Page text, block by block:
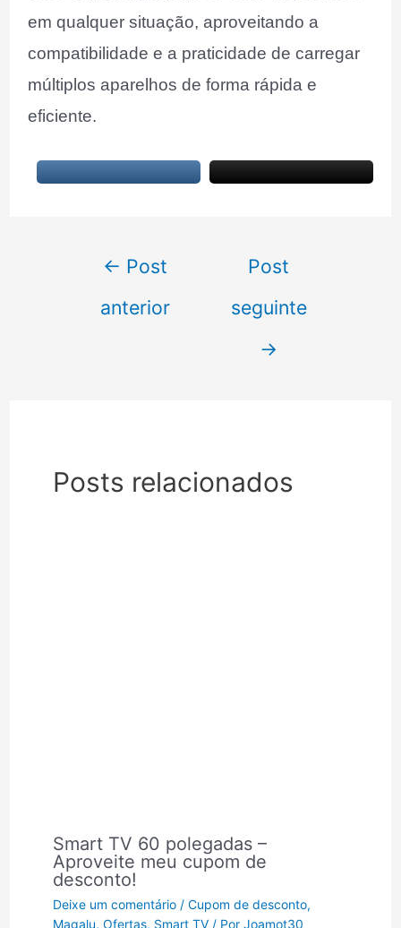
em qualquer situação, aproveitando a
compatibilidade e a praticidade de carregar
múltiplos aparelhos de forma rápida e
eficiente.
Navegação
Post
← Post
anterior
Post
seguinte
→
Posts relacionados
Smart TV 60 polegadas –
Aproveite meu cupom de
desconto!
Deixe um comentário / Cupom de desconto,
Magalu, Ofertas, Smart TV/ Por Joamot30